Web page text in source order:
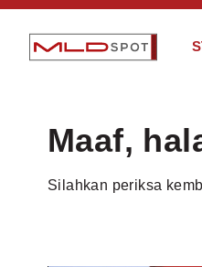
Maaf,
Silahkan periksa